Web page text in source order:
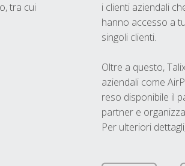
tra cui
i clienti aziendali
hanno accesso a
singoli clienti.
Oltre a questo,
aziendali come
reso disponibile il
partner e
Per ulteriori